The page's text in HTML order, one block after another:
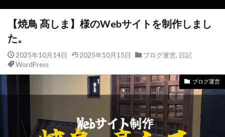
【焼鳥 髙しま】様のWebサイトを制作しまし
た。
2025年10月14日 2025年10月15日 ブログ運営, 日記
WordPress
ブログ運営